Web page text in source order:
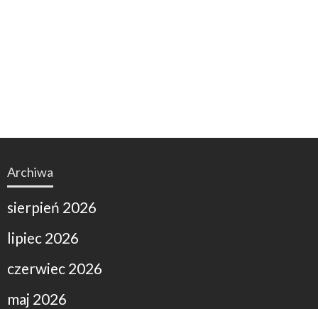
Archiwa
sierpień 2026
lipiec 2026
czerwiec 2026
maj 2026